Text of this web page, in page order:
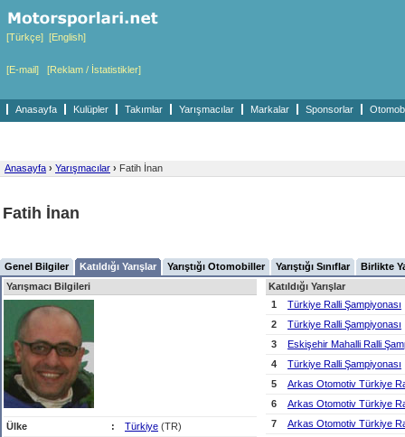
[Türkçe] [English]
[E-mail] [Reklam / İstatistikler]
Anasayfa Kulüpler Takımlar Yarışmacılar Markalar Sponsorlar
Anasayfa › Yarışmacılar › Fatih İnan
Fatih İnan
Genel Bilgiler Katıldığı Yarışlar Yarıştığı Otomobiller Yarıştığı Sınıflar
Birlikte
Yarışmacı Bilgileri
Ülke : Türkiye (TR)
Katıldığı Yarışlar
1
Türkiye Ralli Şampiyonası
2
Türkiye Ralli Şampiyonası
3
Eskişehir Mahalli Ralli
4
Türkiye Ralli Şampiyonası
5
Arkas Otomotiv Türkiye
6
Arkas Otomotiv Türkiye
7
Arkas Otomotiv Türkiye